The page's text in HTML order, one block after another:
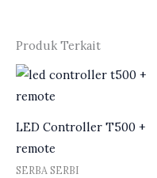
Produk Terkait
LED Controller T500 +
remote
SERBA SERBI